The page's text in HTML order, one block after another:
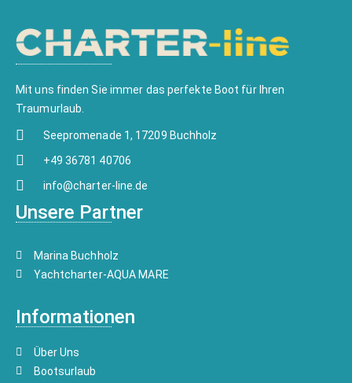
Mit uns finden Sie immer das perfekte Boot für Ihren
Traumurlaub.
Seepromenade 1, 17209 Buchholz
+49 36781 40706
info@charter-line.de
Unsere Partner
Marina Buchholz
Yachtcharter-AQUA MARE
Informationen
Über Uns
Bootsurlaub